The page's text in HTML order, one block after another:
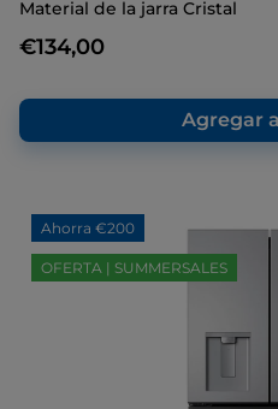
en
Material de la jarra Cristal
€134,00
Agregar
Ahorra €200
OFERTA | SUMMERSALES